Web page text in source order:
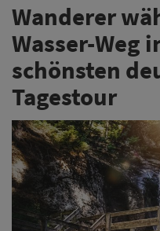
Wanderer
Wasser-Weg
schönsten
Tagestour